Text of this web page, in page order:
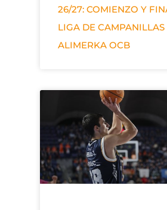
26/27: COMIENZO Y
LIGA DE CAMPANILLAS
ALIMERKA OCB